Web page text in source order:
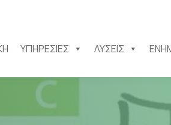
ΥΠΗΡΕΣΊΕΣ ΛΎΣΕΙΣ